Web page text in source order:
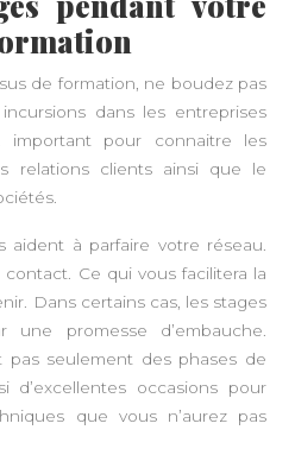
de formation, ne boudez pas
dans les entreprises
important pour connaitre les
relations clients ainsi que le
aident à parfaire votre réseau.
Ce qui vous facilitera la
Dans certains cas, les stages
promesse d’embauche.
seulement des phases de
d’excellentes occasions pour
que vous n’aurez pas